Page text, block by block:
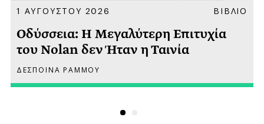
1 ΑΥΓΟΥΣΤΟΥ 2026 ΒΙΒΛΙΟ
Οδύσσεια: Η Μεγαλύτερη Επιτυχία
του Nolan δεν Ήταν η Ταινία
ΔΕΣΠΟΙΝΑ ΡΑΜΜΟΥ